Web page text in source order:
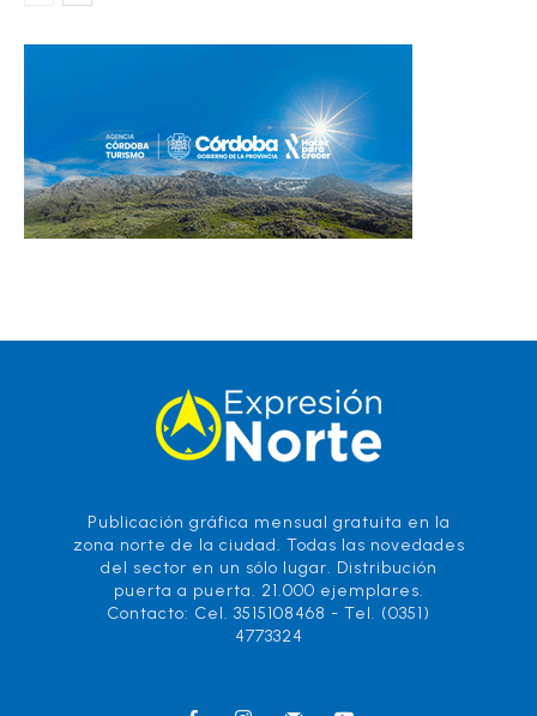
Publicación gráfica mensual gratuita en la
zona norte de la ciudad. Todas las novedades
del sector en un sólo lugar. Distribución
puerta a puerta. 21.000 ejemplares.
Contacto: Cel. 3515108468 - Tel. (0351)
4773324